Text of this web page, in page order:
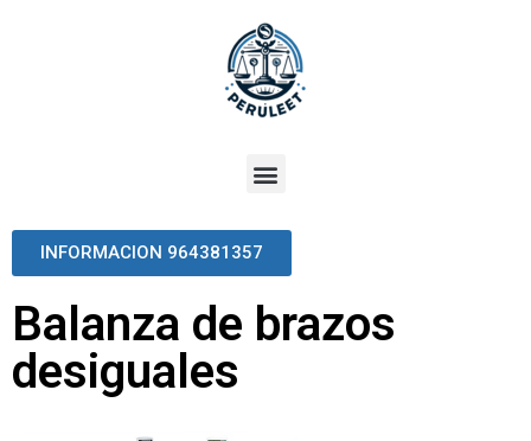
INFORMACION 964381357
Balanza de brazos
desiguales